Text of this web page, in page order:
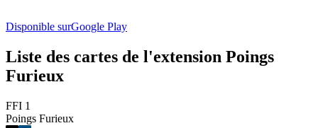
Disponible surGoogle Play
Liste des cartes de l'extension Poings
Furieux
FFI 1
Poings Furieux